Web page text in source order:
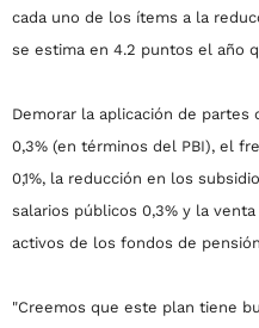
cada uno de los ítems a la
se estima en 4.2 puntos el año
Demorar la aplicación de
0,3% (en términos del PBI), el
0,1%, la reducción en los
salarios públicos 0,3% y la
activos de los fondos de
"Creemos que este plan tiene